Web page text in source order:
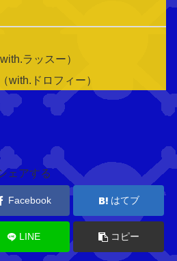
ラッスー）
with.ドロフィー）
ェアする
Facebook はてブ
LINE コピー